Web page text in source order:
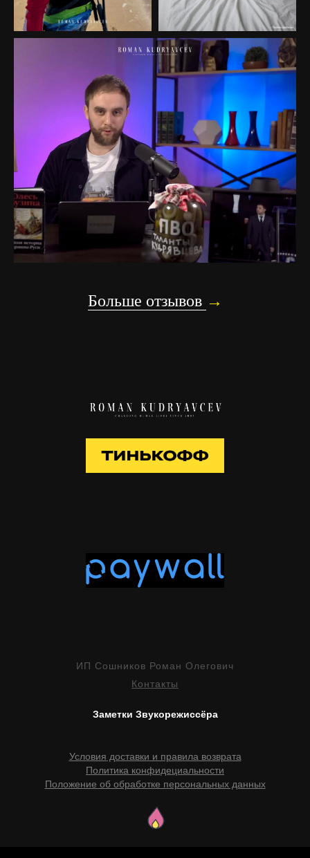
Больше отзывов →
ИП Сошников Роман Олегович
Контакты
Заметки Звукорежиссёра
Условия доставки и правила возврата
Политика конфидециальности
Положение об обработке персональных данных